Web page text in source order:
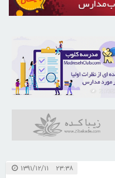
۲۳:۳۸ ۱۳۹۱/۱۲/۱۱